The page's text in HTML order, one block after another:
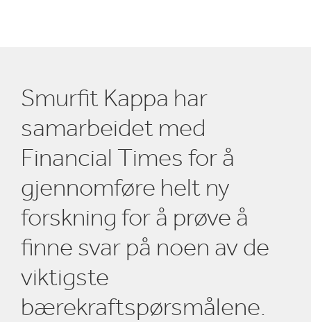
Smurfit Kappa har
samarbeidet med
Financial Times for å
gjennomføre helt ny
forskning for å prøve å
finne svar på noen av de
viktigste
bærekraftspørsmålene.